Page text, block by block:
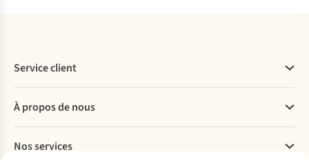
Service client
Commander
Payer
Livraison
À propos de nous
Explore More
Nos services